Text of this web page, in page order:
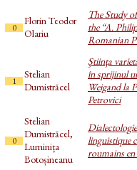
0
Florin Teodor
Olariu
The Study
the “A.
Romanian
1
Stelian
Dumistrăcel
Ştiinţa
în sprijinul
Weigand la
Petrovici
0
Stelian
Dumistrăcel,
Luminița
Botoșineanu
linguistique
roumains